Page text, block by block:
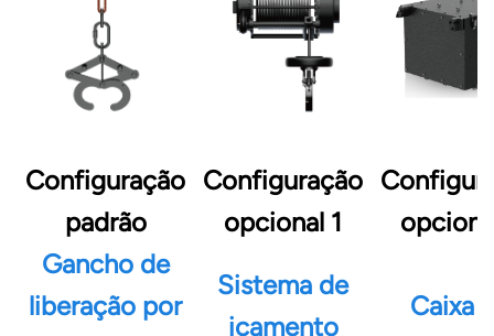
Configuração
padrão
Configuração
opcional 1
Gancho de
liberação por
Sistema de
içamento
Caixa